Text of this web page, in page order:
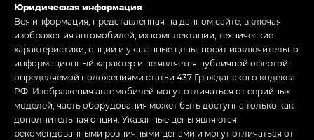
Юридическая информация
Вся информация, представленная на данном сайте, включая
изображения автомобилей, их комплектации, технические
характеристики, опции и указанные цены, носит исключительно
информационный характер и не является публичной офертой,
определяемой положениями статьи 437 Гражданского кодекса
РФ. Изображения автомобилей могут отличаться от серийных
моделей, часть оборудования может быть доступна только как
дополнительная опция. Указанные цены являются
рекомендованными розничными ценами и могут отличаться от